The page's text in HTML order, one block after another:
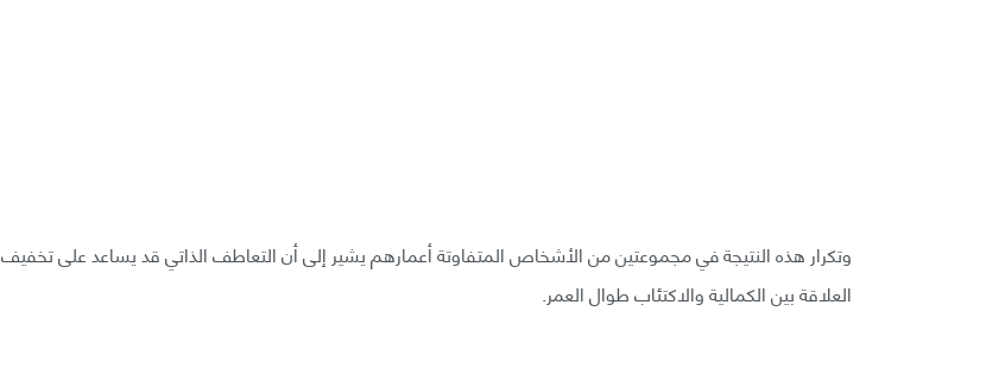
وتكرار هذه النتيجة في مجموعتين من الأشخاص المتفاوتة أعمارهم يشير إلى أن التعاطف الذاتي قد يساعد على تخفيف
العلاقة بين الكمالية والاكتئاب طوال العمر.